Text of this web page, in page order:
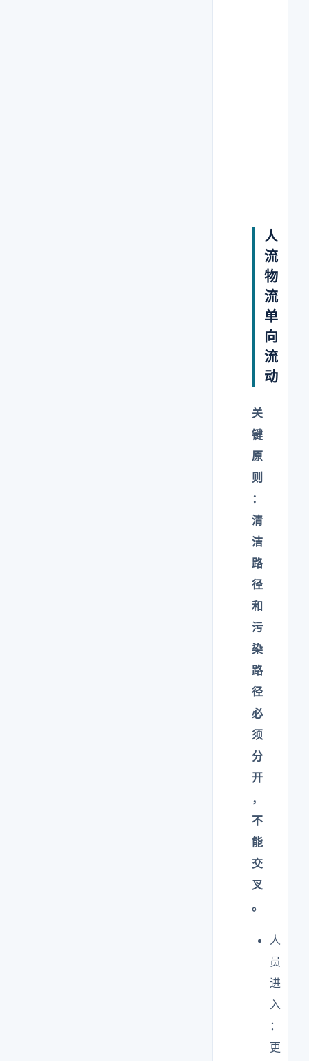
人
流
物
流
单
向
流
动
关
键
原
则
：
清
洁
路
径
和
污
染
路
径
必
须
分
开
，
不
能
交
叉
。
人
员
进
入
：
更